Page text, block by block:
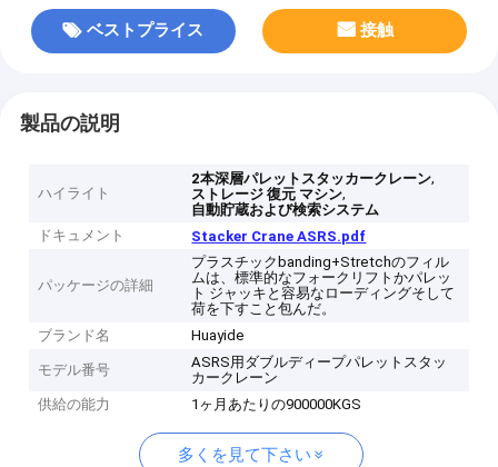
ベストプライス 接触
製品の説明
ハイライト
2本深層パレットスタッカークレーン,
ストレージ 復元 マシン,
自動貯蔵および検索システム
ドキュメント
Stacker Crane ASRS.pdf
パッケージの詳細
プラスチックbanding+Stretchのフィル
ムは、標準的なフォークリフトかパレッ
ト ジャッキと容易なローディングそして
荷を下すこと包んだ。
ブランド名
Huayide
モデル番号
ASRS用ダブルディープパレットスタッ
カークレーン
供給の能力
1ヶ月あたりの900000KGS
多くを見て下さい